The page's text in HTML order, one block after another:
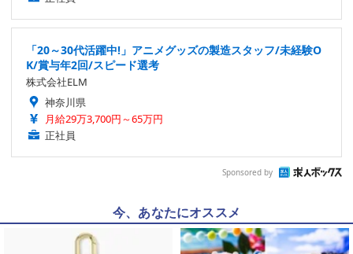
「20～30代活躍中!」アニメグッズの製造スタッフ/未経験O
K/賞与年2回/スピード選考
株式会社ELM
神奈川県
月給29万3,700円～65万円
正社員
Sponsored by
今、あなたにオススメ